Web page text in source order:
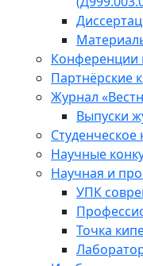
Конференции
Партнёрские
Журнал
Выпуски
Научные
Научная и
УПК
Точка